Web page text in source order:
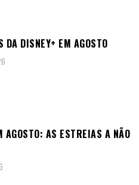
DA DISNEY+ EM AGOSTO
AGOSTO: AS ESTREIAS A NÃO